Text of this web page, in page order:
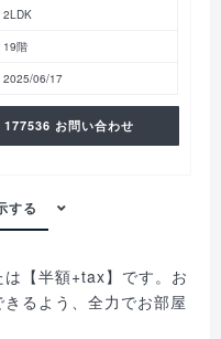
2LDK
19階
2025/06/17
177536 お問い合わせ
【半額+tax】です。お
るよう、全力でお部屋